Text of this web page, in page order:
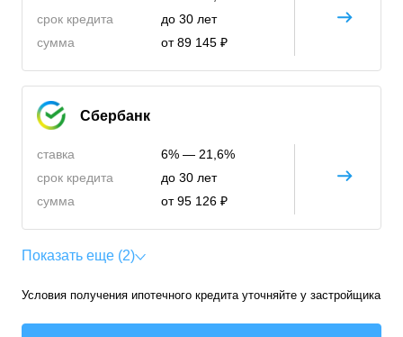
срок кредита
сумма
до 30 лет
от 89 145 ₽
Сбербанк
ставка
срок кредита
сумма
6% — 21,6%
до 30 лет
от 95 126 ₽
Показать еще (2)
Условия получения ипотечного кредита уточняйте у застройщика